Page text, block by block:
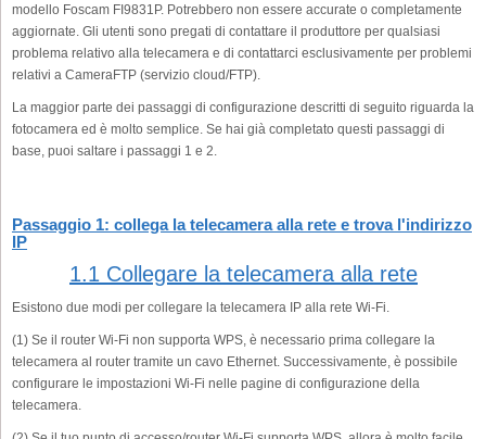
modello Foscam FI9831P. Potrebbero non essere accurate o completamente
aggiornate. Gli utenti sono pregati di contattare il produttore per qualsiasi
problema relativo alla telecamera e di contattarci esclusivamente per problemi
relativi a CameraFTP (servizio cloud/FTP).
La maggior parte dei passaggi di configurazione descritti di seguito riguarda la
fotocamera ed è molto semplice. Se hai già completato questi passaggi di
base, puoi saltare i passaggi 1 e 2.
Passaggio 1: collega la telecamera alla rete e trova l'indirizzo
IP
1.1 Collegare la telecamera alla rete
Esistono due modi per collegare la telecamera IP alla rete Wi-Fi.
(1) Se il router Wi-Fi non supporta WPS, è necessario prima collegare la
telecamera al router tramite un cavo Ethernet. Successivamente, è possibile
configurare le impostazioni Wi-Fi nelle pagine di configurazione della
telecamera.